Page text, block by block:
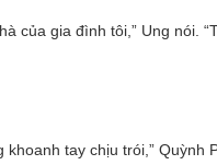
của gia đình tôi,” Ung nói.
tay chịu trói,” Quỳnh